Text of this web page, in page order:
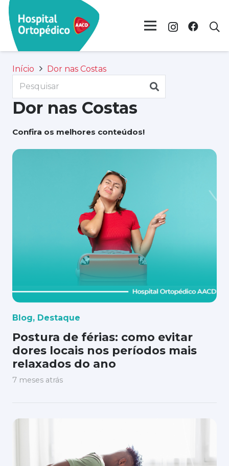
Início Dor nas Costas
Dor nas Costas
Confira os melhores conteúdos!
Blog, Destaque
Postura de férias: como evitar
dores locais nos períodos mais
relaxados do ano
7 meses atrás